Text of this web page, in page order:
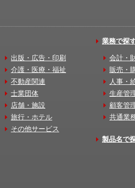
出版・広告・印刷
介護・医療・福祉
不動産関連
士業団体
店舗・施設
旅行・ホテル
その他サービス
業務で探
会計・
販売・
人事・
生産管
顧客管
共通業
製品名で